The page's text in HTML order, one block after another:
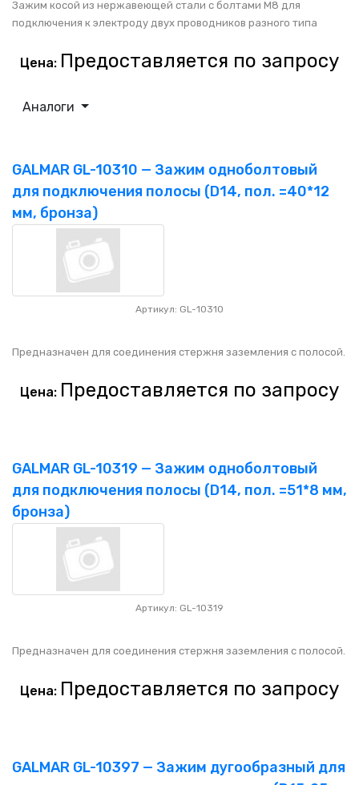
Зажим косой из нержавеющей стали с болтами M8 для
подключения к электроду двух проводников разного типа
Цена: Предоставляется по запросу
Аналоги
GALMAR GL-10310 — Зажим одноболтовый
для подключения полосы (D14, пол. =40*12
мм, бронза)
Артикул: GL-10310
Предназначен для соединения стержня заземления с полосой.
Цена: Предоставляется по запросу
GALMAR GL-10319 — Зажим одноболтовый
для подключения полосы (D14, пол. =51*8 мм,
бронза)
Артикул: GL-10319
Предназначен для соединения стержня заземления с полосой.
Цена: Предоставляется по запросу
GALMAR GL-10397 — Зажим дугообразный для